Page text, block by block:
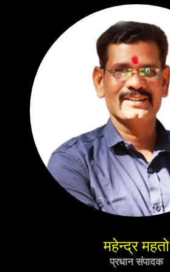
महेन्द्र महतो
प्रधान संपादक